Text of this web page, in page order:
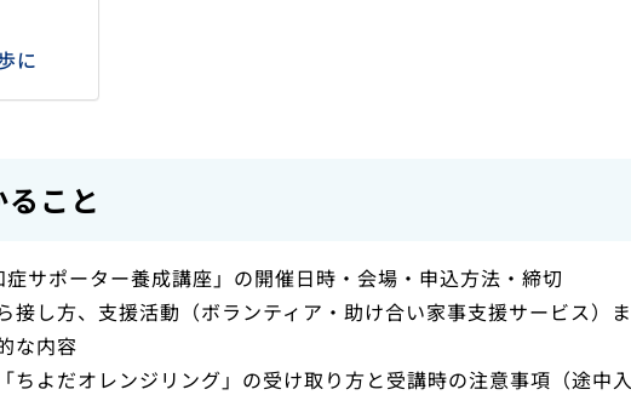
に
こと
サポーター養成講座」の開催日時・会場・申込方法・締切
接し方、支援活動（ボランティア・助け合い家事支援サービス）ま
な内容
ちよだオレンジリング」の受け取り方と受講時の注意事項（途中入